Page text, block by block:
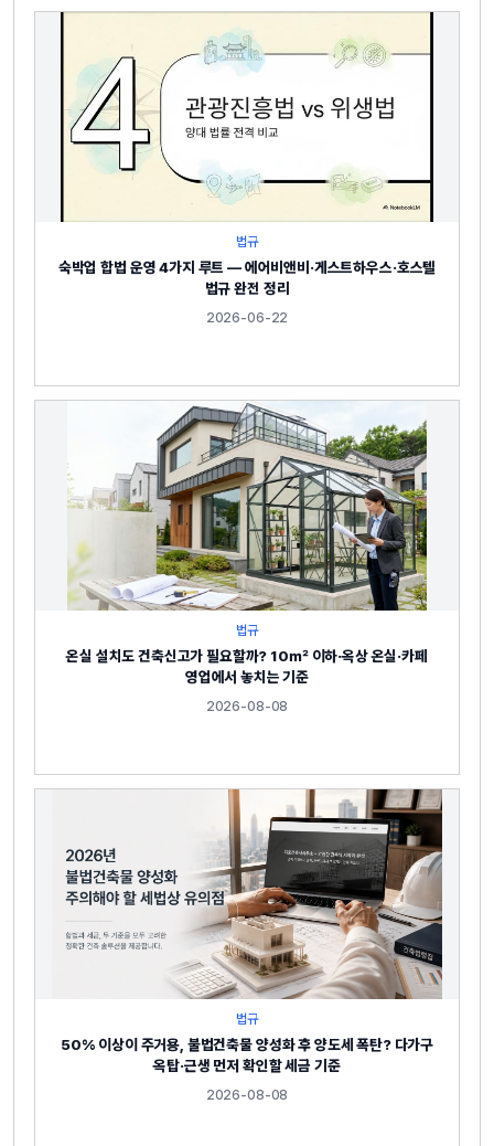
법규
숙박업 합법 운영 4가지 루트 — 에어비앤비·게스트하우스·호스텔
법규 완전 정리
2026-06-22
법규
온실 설치도 건축신고가 필요할까? 10㎡ 이하·옥상 온실·카페
영업에서 놓치는 기준
2026-08-08
법규
50% 이상이 주거용, 불법건축물 양성화 후 양도세 폭탄? 다가구
옥탑·근생 먼저 확인할 세금 기준
2026-08-08